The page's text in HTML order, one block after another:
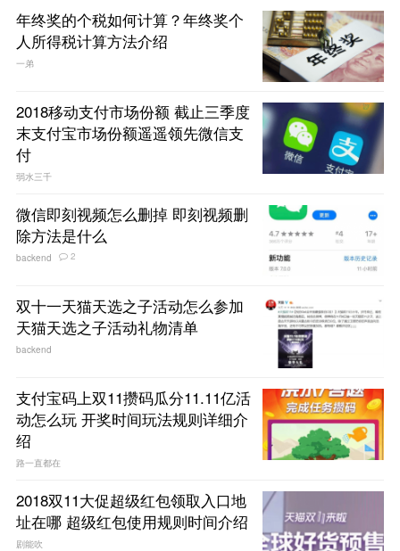
年终奖的个税如何计算？年终奖个
人所得税计算方法介绍
一弟
2018移动支付市场份额 截止三季度
末支付宝市场份额遥遥领先微信支
付
弱水三千
微信即刻视频怎么删掉 即刻视频删
除方法是什么
backend 2
双十一天猫天选之子活动怎么参加
天猫天选之子活动礼物清单
backend
支付宝码上双11攒码瓜分11.11亿活
动怎么玩 开奖时间玩法规则详细介
绍
路一直都在
2018双11大促超级红包领取入口地
址在哪 超级红包使用规则时间介绍
剧能吹